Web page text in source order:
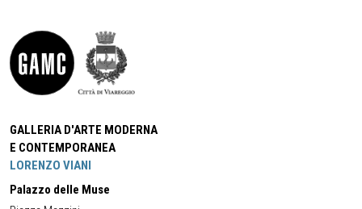
GALLERIA D'ARTE MODERNA
E CONTEMPORANEA
LORENZO VIANI
Palazzo delle Muse